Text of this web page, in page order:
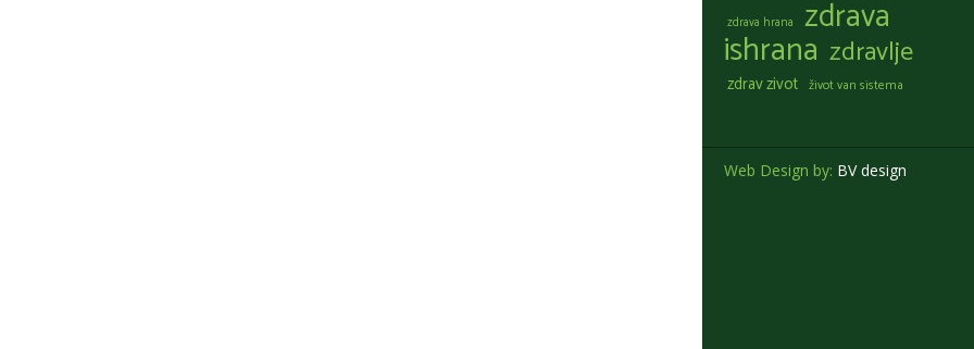
zdrava hrana zdrava
ishrana zdravlje
zdrav zivot život van sistema
Web Design by: BV design